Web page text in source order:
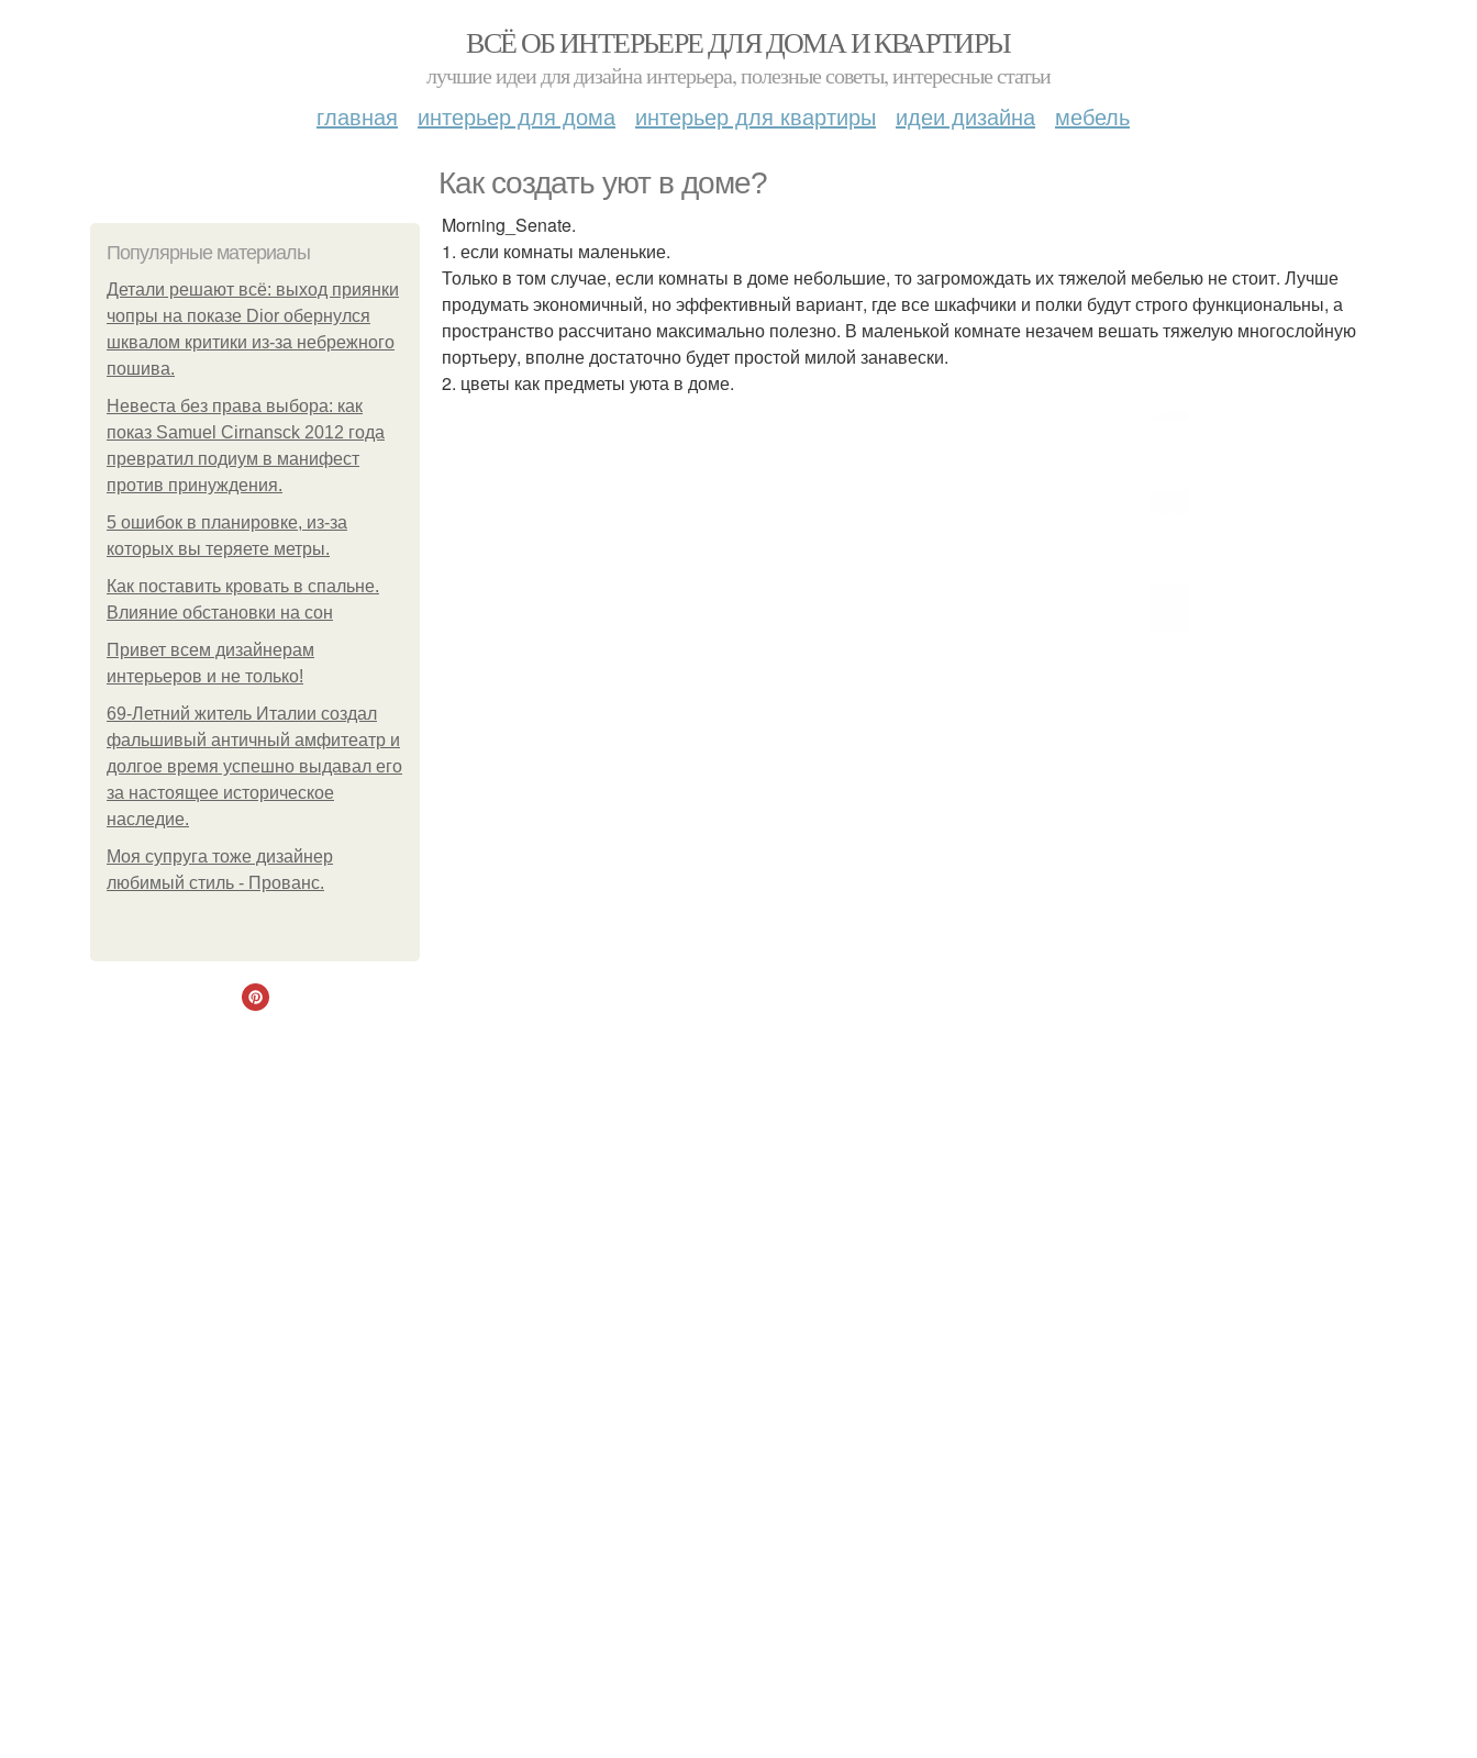
ВСЁ ОБ ИНТЕРЬЕРЕ ДЛЯ ДОМА И КВАРТИРЫ
лучшие идеи для дизайна интерьера, полезные советы, интересные статьи
главная интерьер для дома интерьер для квартиры идеи дизайна мебель
Как создать уют в доме?
Популярные материалы
Детали решают всё: выход приянки
чопры на показе Dior обернулся
шквалом критики из-за небрежного
пошива.
Невеста без права выбора: как
показ Samuel Cirnansck 2012 года
превратил подиум в манифест
против принуждения.
5 ошибок в планировке, из-за
которых вы теряете метры.
Как поставить кровать в спальне.
Влияние обстановки на сон
Привет всем дизайнерам
интерьеров и не только!
69-Летний житель Италии создал
фальшивый античный амфитеатр и
долгое время успешно выдавал его
за настоящее историческое
наследие.
Моя супруга тоже дизайнер
любимый стиль - Прованс.
Morning_Senate.
1. если комнаты маленькие.
Только в том случае, если комнаты в доме небольшие, то загромождать их тяжелой мебелью не стоит. Лучше
продумать экономичный, но эффективный вариант, где все шкафчики и полки будут строго функциональны, а
пространство рассчитано максимально полезно. В маленькой комнате незачем вешать тяжелую многослойную
портьеру, вполне достаточно будет простой милой занавески.
2. цветы как предметы уюта в доме.